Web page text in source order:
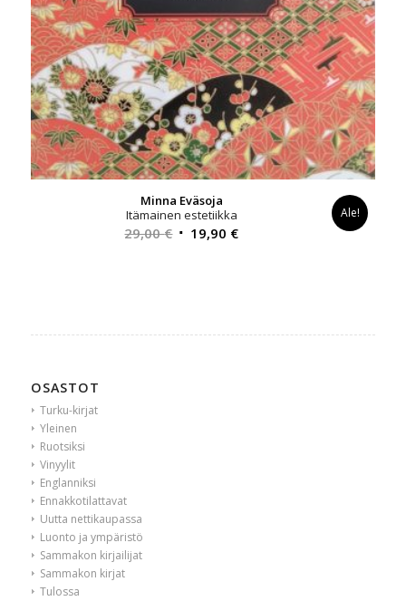
Minna Eväsoja
Itämainen estetiikka
29,00€ Alkuperäinen
19,90 €Nykyinen
Ale!
OSASTOT
Turku-kirjat
Yleinen
Ruotsiksi
Vinyylit
Englanniksi
Ennakkotilattavat
Uutta nettikaupassa
Luonto ja ympäristö
Sammakon kirjailijat
Sammakon kirjat
Tulossa